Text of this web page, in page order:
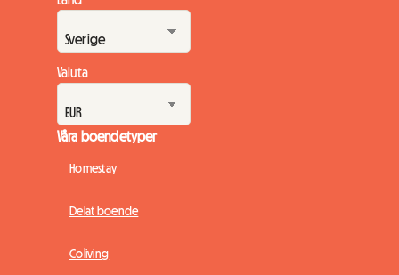
Valuta
Våra boendetyper
Homestay
Delat boende
Coliving